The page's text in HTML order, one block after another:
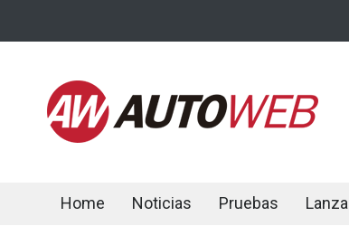
Home Noticias Pruebas